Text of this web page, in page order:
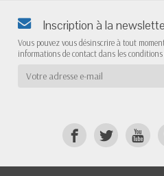
Inscription à la
Vous pouvez vous désinscrire à tout
informations de contact dans les